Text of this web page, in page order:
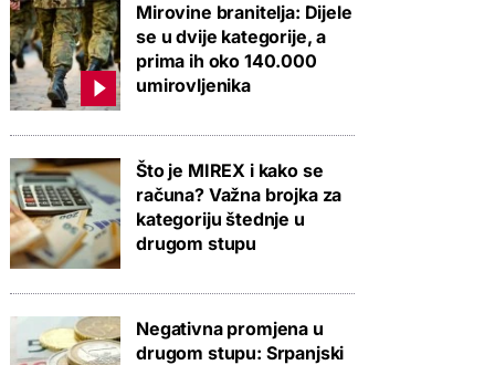
Mirovine branitelja: Dijele
se u dvije kategorije, a
prima ih oko 140.000
umirovljenika
Što je MIREX i kako se
računa? Važna brojka za
kategoriju štednje u
drugom stupu
Negativna promjena u
drugom stupu: Srpanjski